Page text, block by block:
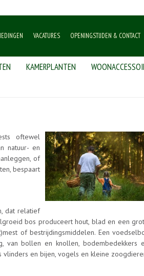
VACATURES OPENINGSTIJDEN & CONTACT
KAMERPLANTEN
oftewel
natuur- en
of
bespaart
dat relatief
bos produceert hout, blad en een
of bestrijdingsmiddelen. Een
van bollen en knollen, bodembedekkers
en bijen, vogels en kleine